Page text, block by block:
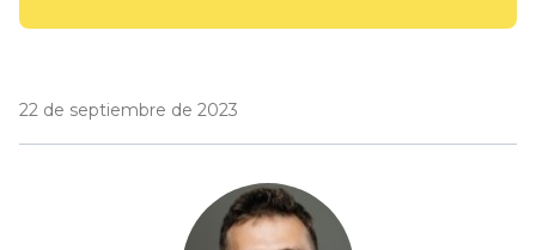
22 de septiembre de 2023